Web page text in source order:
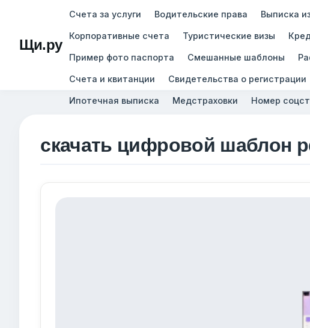
Щи.ру
Счета за услуги Водительские права Выписка
Корпоративные счета Туристические визы
Пример фото паспорта Смешанные шаблоны
Счета и квитанции Свидетельства о регистрации
Ипотечная выписка Медстраховки Номер
скачать цифровой шаблон